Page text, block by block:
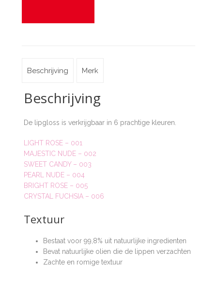
Beschrijving Merk
Beschrijving
De lipgloss is verkrijgbaar in 6 prachtige kleuren.
LIGHT ROSE – 001
MAJESTIC NUDE – 002
SWEET CANDY – 003
PEARL NUDE – 004
BRIGHT ROSE – 005
CRYSTAL FUCHSIA – 006
Textuur
Bestaat voor 99,8% uit natuurlijke ingredienten
Bevat natuurlijke olien die de lippen verzachten
Zachte en romige textuur